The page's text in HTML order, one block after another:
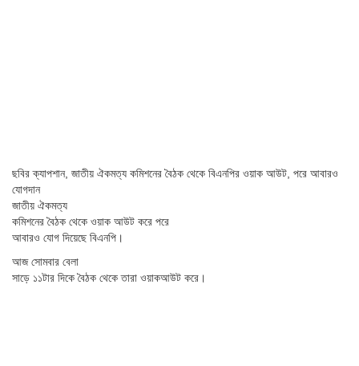
ছবির ক্যাপশান, জাতীয় ঐকমত্য কমিশনের বৈঠক থেকে বিএনপির ওয়াক আউট, পরে আবারও
যোগদান
জাতীয় ঐকমত্য
কমিশনের বৈঠক থেকে ওয়াক আউট করে পরে
আবারও যোগ দিয়েছে বিএনপি।
আজ সোমবার বেলা
সাড়ে ১১টার দিকে বৈঠক থেকে তারা ওয়াকআউট করে।